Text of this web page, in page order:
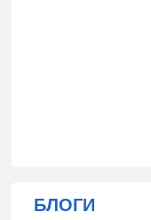
БЛОГИ